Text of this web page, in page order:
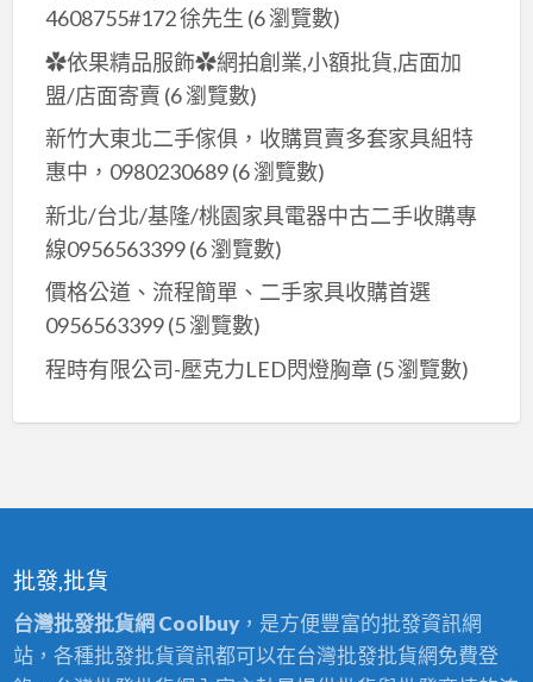
4608755#172 徐先生 (6 瀏覽數)
✿依果精品服飾✿網拍創業,小額批貨,店面加
盟/店面寄賣 (6 瀏覽數)
新竹大東北二手傢俱，收購買賣多套家具組特
惠中，0980230689(6 瀏覽數)
新北/台北/基隆/桃園家具電器中古二手收購專
線0956563399(6 瀏覽數)
價格公道、流程簡單、二手家具收購首選
0956563399(5 瀏覽數)
程時有限公司-壓克力LED閃燈胸章(5 瀏覽數)
批發,批貨
台灣批發批貨網 Coolbuy，是方便豐富的批發資訊網
站，各種批發批貨資訊都可以在台灣批發批貨網免費登